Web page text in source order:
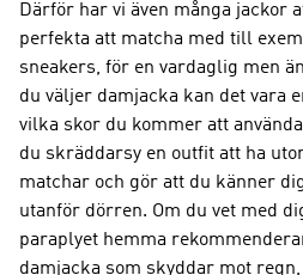
Därför har vi även många jackor
perfekta att matcha med till
sneakers, för en vardaglig men
du väljer damjacka kan det vara
vilka skor du kommer att
du skräddarsy en outfit att ha
matchar och gör att du känner
utanför dörren. Om du vet med
paraplyet hemma
damjacka som skyddar mot